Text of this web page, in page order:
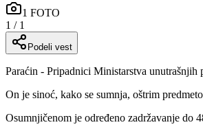
1 FOTO
1 / 1
Podeli vest
Paraćin - Pripadnici Ministarstva unutrašnjih
On je sinoć, kako se sumnja, oštrim
Osumnjičenom je određeno zadržavanje do